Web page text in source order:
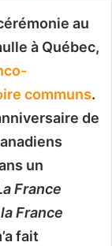
au
à Québec,
communs.
de
un
France
France
fait